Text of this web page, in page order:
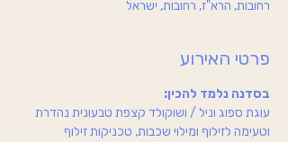
רחובות, הרא"ז, רחובות, ישראל
פרטי האירוע
בסדנה נלמד להכין:
עוגת ספוג וניל / ושוקולד קצפת טבעונית נהדרת
וטעימה לזילוף ומילוי שכבות, טכניקות זילוף